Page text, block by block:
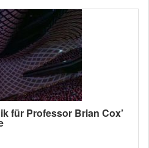
für Professor Brian Cox’